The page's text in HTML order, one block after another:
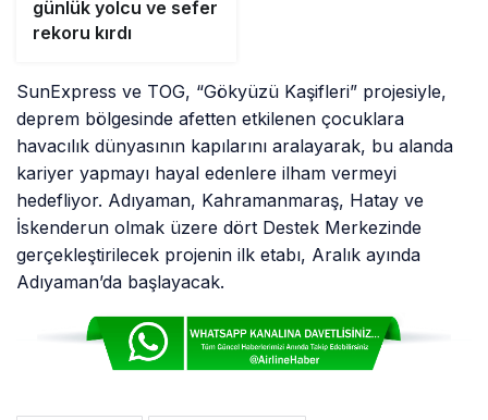
günlük yolcu ve sefer
rekoru kırdı
SunExpress ve TOG, “Gökyüzü Kaşifleri” projesiyle,
deprem bölgesinde afetten etkilenen çocuklara
havacılık dünyasının kapılarını aralayarak, bu alanda
kariyer yapmayı hayal edenlere ilham vermeyi
hedefliyor. Adıyaman, Kahramanmaraş, Hatay ve
İskenderun olmak üzere dört Destek Merkezinde
gerçekleştirilecek projenin ilk etabı, Aralık ayında
Adıyaman’da başlayacak.